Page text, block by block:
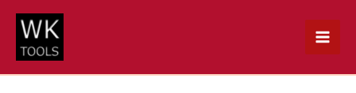
Zum
Inhalt
springen